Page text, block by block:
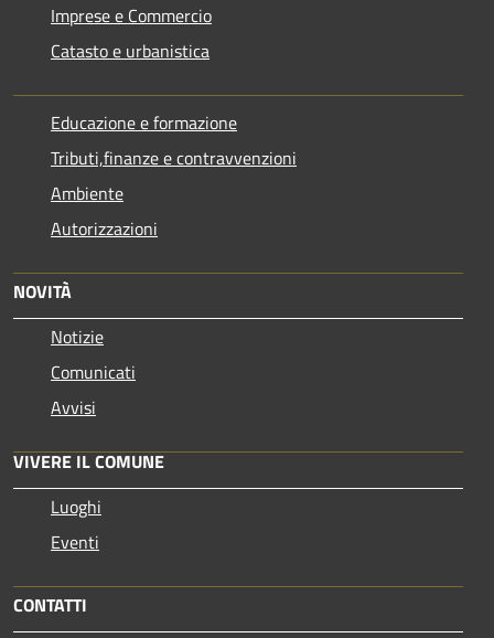
Imprese e Commercio
Catasto e urbanistica
Educazione e formazione
Tributi,finanze e contravvenzioni
Ambiente
Autorizzazioni
NOVITÀ
Notizie
Comunicati
Avvisi
VIVERE IL COMUNE
Luoghi
Eventi
CONTATTI